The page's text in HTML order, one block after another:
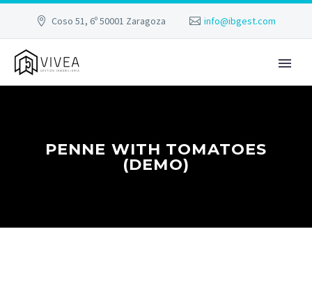
Coso 51, 6º 50001 Zaragoza info@ibgest.com
PENNE WITH TOMATOES
(DEMO)